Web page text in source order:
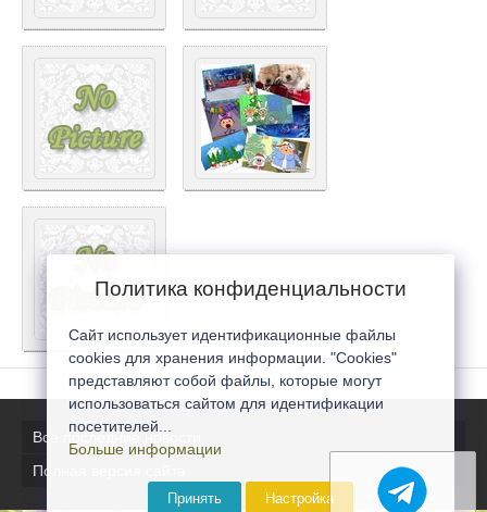
Все последние новости
Полная версия сайта
Политика конфиденциальности
Сайт использует идентификационные файлы
cookies для хранения информации. "Cookies"
представляют собой файлы, которые могут
использоваться сайтом для идентификации
посетителей...
Больше информации
Принять Настройка